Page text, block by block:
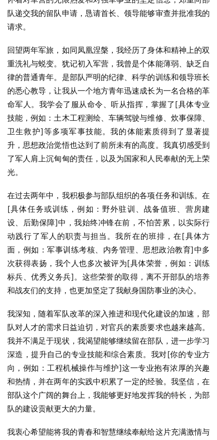
队递交我的留队申请，恳请首长、领导能够审查并批准我的
请求。
回望两年军旅，如同凤凰涅槃，我经历了身体和精神上的双
重洗礼与蜕变。犹记初入军营，我曾是个体能薄弱、缺乏自
律的普通青年。是部队严明的纪律、科学的训练和领导班长
的悉心教导，让我从一个地方青年迅速成长为一名合格的革
命军人。我学会了服从命令、听从指挥，掌握了[具体专业
技能，例如：土木工程测绘、车辆驾驶与维修、炊事保障、
卫生救护]等多项军事技能。我的体能素质得到了显著提
升，思想政治觉悟也达到了前所未有的高度。我真切感受到
了军人肩上沉甸甸的责任，以及为国家和人民奉献的无上荣
光。
在过去两年中，我积极参与部队组织的各项任务和训练。在
[具体任务或训练，例如：野外驻训、战备值班、营房建
设、后勤保障]中，我始终冲锋在前，不怕苦累，以实际行
动践行了军人的职责与担当。我所在的班排，在[具体方
面，例如：军事训练考核、内务管理、思想政治教育]中多
次获得表扬，我个人也多次被评为[具体荣誉，例如：训练
标兵、优秀义务兵]。这些荣誉的取得，离不开部队的培养
和战友们的支持，也更加坚定了我献身国防事业的决心。
我深知，随着军队改革的深入推进和现代化建设的加速，部
队对人才的需求日益迫切，对官兵的素质要求也越来越高。
我并不满足于现状，我渴望能够继续留在部队，进一步学习
深造，提升自己的专业技能和综合素质。我对[你的专业方
向，例如：工程机械操作与维护]这一专业抱有浓厚的兴趣
和热情，并在两年的实践中积累了一定的经验。我坚信，在
部队这个广阔的舞台上，我能够更好地发挥我的特长，为部
队的建设贡献更大的力量。
我衷心希望能将我的青春和智慧继续奉献给这片充满激情与